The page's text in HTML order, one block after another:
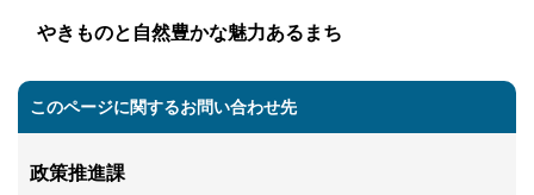
やきものと自然豊かな魅力あるまち
このページに関するお問い合わせ先
政策推進課